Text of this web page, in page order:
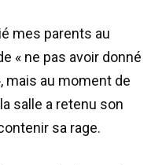
mes parents au
« ne pas avoir donné
mais au moment de
salle a retenu son
sa rage.